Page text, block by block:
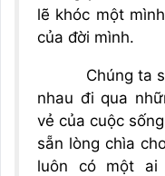
lẽ khóc một
của đời mình.
Chúng ta
nhau đi qua
vẻ của cuộc
sẵn lòng chìa
luôn có một ai